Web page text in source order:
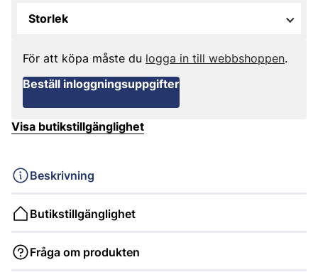
Storlek
För att köpa måste du logga in till webbshoppen.
Beställ inloggningsuppgifter
Visa butikstillgänglighet
Beskrivning
Butikstillgänglighet
Fråga om produkten